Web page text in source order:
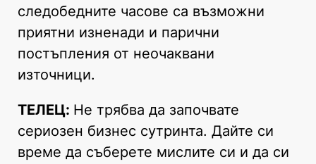
следобедните часове са възможни
приятни изненади и парични
постъпления от неочаквани
източници.
ТЕЛЕЦ: Не трябва да започвате
сериозен бизнес сутринта. Дайте си
време да съберете мислите си и да си